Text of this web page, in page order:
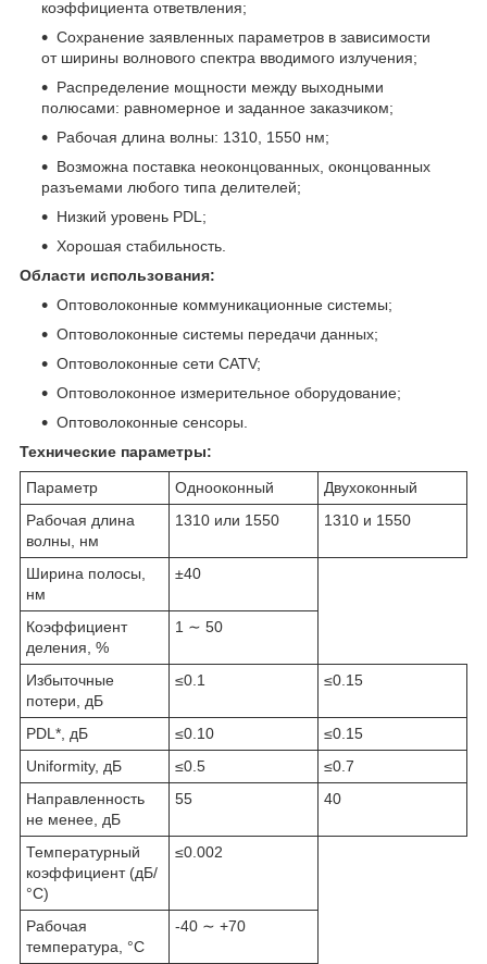
коэффициента ответвления;
Сохранение заявленных параметров в зависимости
от ширины волнового спектра вводимого излучения;
Распределение мощности между выходными
полюсами: равномерное и заданное заказчиком;
Рабочая длина волны: 1310, 1550 нм;
Возможна поставка неоконцованных, оконцованных
разъемами любого типа делителей;
Низкий уровень PDL;
Хорошая стабильность.
Области использования:
Оптоволоконные коммуникационные системы;
Оптоволоконные системы передачи данных;
Оптоволоконные сети CATV;
Оптоволоконное измерительное оборудование;
Оптоволоконные сенсоры.
Технические параметры:
Параметр Однооконный
Двухоконный
Рабочая длина
волны, нм
1310 или 1550 1310 и 1550
Ширина полосы,
нм
±40
Коэффициент
деления, %
1 ∼ 50
Избыточные
потери, дБ
≤0.1 ≤0.15
PDL*, дБ ≤0.10
≤0.15
Uniformity, дБ
≤0.5
≤0.7
Направленность
не менее, дБ
55 40
Температурный
коэффициент (дБ/
°С)
≤0.002
Рабочая
температура, °С
-40 ∼ +70